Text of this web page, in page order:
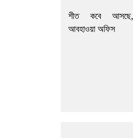
শীত কবে
আবহাওয়া অফিস